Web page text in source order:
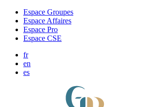
Espace Groupes
Espace Affaires
Espace Pro
Espace CSE
fr
en
es